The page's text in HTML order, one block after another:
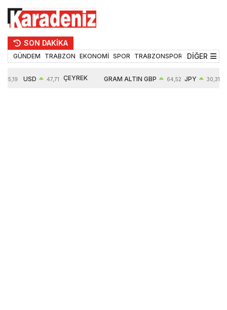
SON DAKİKA
GÜNDEM TRABZON EKONOMİ SPOR TRABZONSPOR TEKNOLOJİ
DİĞER
55,19 USD 47,71 ÇEYREK GRAM ALTIN GBP 64,52 JPY 30,31